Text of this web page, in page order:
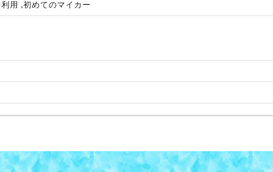
利用 ,初めてのマイカー